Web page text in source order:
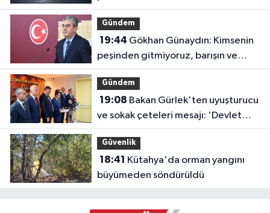
Gündem
19:44
peşinden gitmiyoruz, barışın ve
demokrasinin peşindeyiz
Gündem
19:08
ve sokak çeteleri mesajı: 'Devlet
buradadır'
Güvenlik
18:41
büyümeden söndürüldü